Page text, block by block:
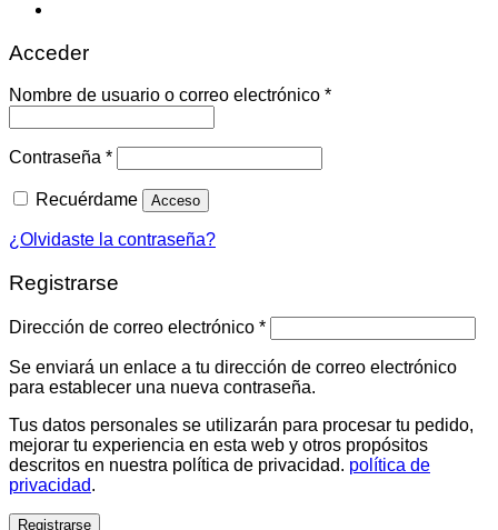
Acceder
Nombre de usuario o correo electrónico *Obligatorio
Contraseña *Obligatorio
Recuérdame Acceso
¿Olvidaste la contraseña?
Registrarse
Dirección de correo electrónico *Obligatorio
Se enviará un enlace a tu dirección de correo electrónico
para establecer una nueva contraseña.
Tus datos personales se utilizarán para procesar tu pedido,
mejorar tu experiencia en esta web y otros propósitos
descritos en nuestra política de privacidad. política de
privacidad.
Registrarse